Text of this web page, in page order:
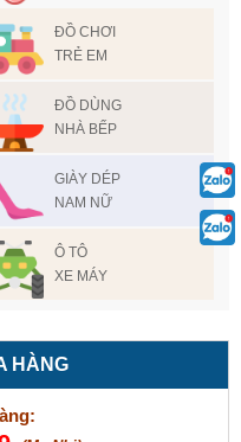
ĐỒ CHƠI
TRẺ EM
ĐỒ DÙNG
NHÀ BẾP
GIÀY DÉP
NAM NỮ
Ô TÔ
XE MÁY
HÀNG